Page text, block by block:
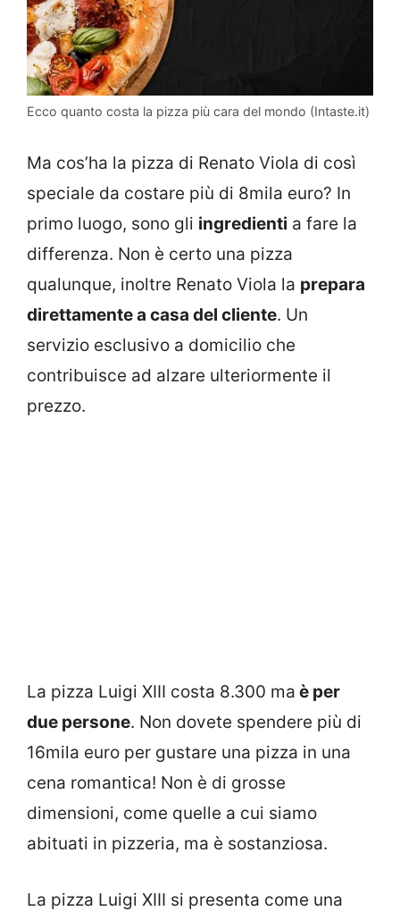
Ecco quanto costa la pizza più cara del mondo (Intaste.it)
Ma cos’ha la pizza di Renato Viola di così
speciale da costare più di 8mila euro? In
primo luogo, sono gli ingredienti a fare la
differenza. Non è certo una pizza
qualunque, inoltre Renato Viola la prepara
direttamente a casa del cliente. Un
servizio esclusivo a domicilio che
contribuisce ad alzare ulteriormente il
prezzo.
La pizza Luigi XIII costa 8.300 ma è per
due persone. Non dovete spendere più di
16mila euro per gustare una pizza in una
cena romantica! Non è di grosse
dimensioni, come quelle a cui siamo
abituati in pizzeria, ma è sostanziosa.
La pizza Luigi XIII si presenta come una